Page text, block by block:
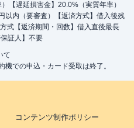
【遅延損害金】20.0%（実質年率）
以内（要審査）【返済方式】借入後残
式【返済期間・回数】借入直後最長
証人】不要
て
での申込・カード受取は終了。
コンテンツ制作ポリシー